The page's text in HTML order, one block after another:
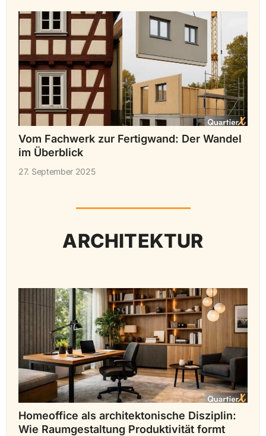
Vom Fachwerk zur Fertigwand: Der Wandel
im Überblick
27. September 2025
ARCHITEKTUR
Homeoffice als architektonische Disziplin:
Wie Raumgestaltung Produktivität formt